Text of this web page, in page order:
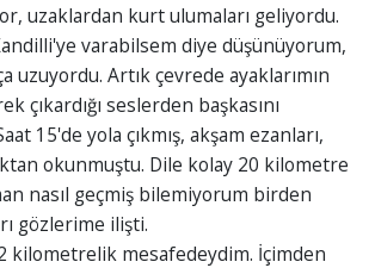
uzaklardan kurt ulumaları geliyordu.
varabilsem diye düşünüyorum,
uzuyordu. Artık çevrede ayaklarımın
çıkardığı seslerden başkasını
15'de yola çıkmış, akşam ezanları,
okunmuştu. Dile kolay 20 kilometre
nasıl geçmiş bilemiyorum birden
gözlerime ilişti.
kilometrelik mesafedeydim. İçimden